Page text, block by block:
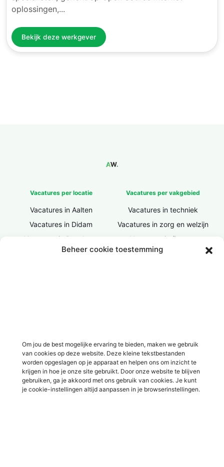
Beheer cookie toestemming
Om jou de best mogelijke ervaring te bieden, maken we gebruik
van cookies op deze website. Deze kleine tekstbestanden
worden opgeslagen op je apparaat en helpen ons om inzicht te
krijgen in hoe je onze site gebruikt. Door onze website te blijven
gebruiken, ga je akkoord met ons gebruik van cookies. Je kunt
je cookie-instellingen altijd aanpassen in je browserinstellingen.
oplossingen,...
Bekijk deze werkgever
Vacatures per locatie
Vacatures in Aalten
Vacatures in Didam
Vacatures in Doesburg
Vacatures in Doetinchem
Vacatures in Varsseveld
Vacatures in Winterswijk
Vacatures in Zelhem
Vacatures in Zutphen
Vacatures per vakgebied
Vacatures in techniek
Vacatures in zorg en welzijn
Vacatures in finance
Vacatures in ICT / IT